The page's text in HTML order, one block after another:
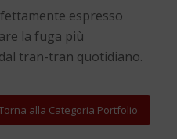
espresso
la fuga più
tran-tran quotidiano.
alla Categoria Portfolio